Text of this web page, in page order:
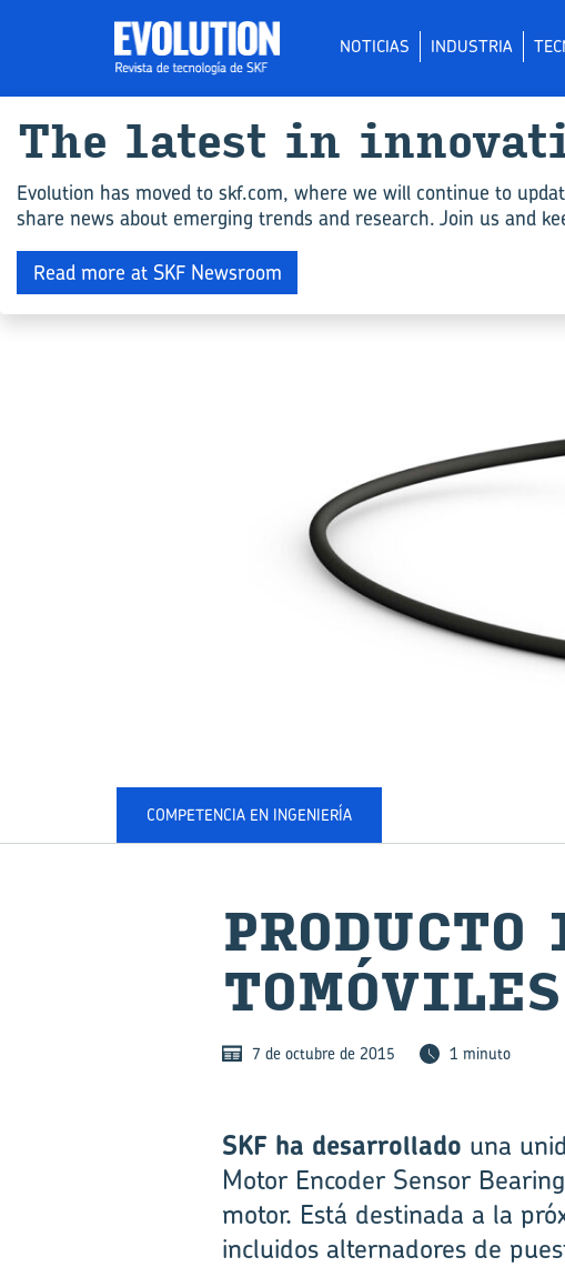
NOTICIAS INDUSTRIA
COMPETENCIA EN INGENIERÍA
7 de octubre de 2015 1 minuto
SKF ha desarrollado una
Motor Encoder Sensor
motor. Está destinada a la
incluidos alternadores de
The la­test in
Evolution has moved to skf.com, where we will continue to
share news about emerging trends and research. Join us and
Read more at SKF Newsroom